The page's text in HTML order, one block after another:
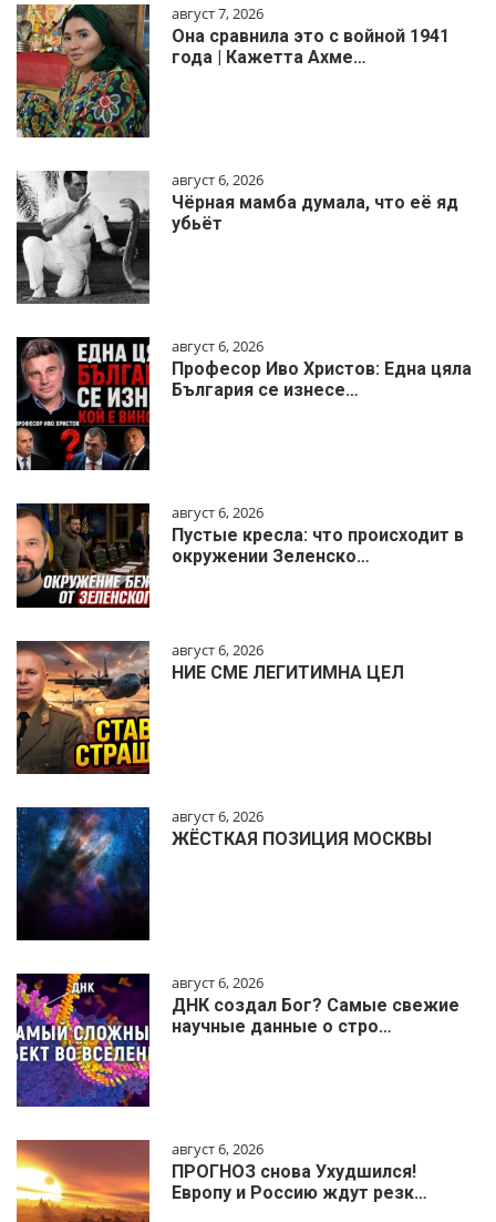
август 7, 2026
Она сравнила это с войной 1941
года | Кажетта Ахме…
август 6, 2026
Чёрная мамба думала, что её яд
убьёт
август 6, 2026
Професор Иво Христов: Една цяла
България се изнесе…
август 6, 2026
Пустые кресла: что происходит в
окружении Зеленско…
август 6, 2026
НИЕ СМЕ ЛЕГИТИМНА ЦЕЛ
август 6, 2026
ЖЁСТКАЯ ПОЗИЦИЯ МОСКВЫ
август 6, 2026
ДНК создал Бог? Самые свежие
научные данные о стро…
август 6, 2026
ПРОГНОЗ снова Ухудшился!
Европу и Россию ждут резк…